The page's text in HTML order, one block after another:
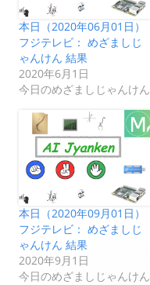
本日（2020年06月01日）
フジテレビ： めざましじ
ゃんけん 結果
2020年6月1日
今日のめざましじゃんけん
本日（2020年09月01日）
フジテレビ： めざましじ
ゃんけん 結果
2020年9月1日
今日のめざましじゃんけん